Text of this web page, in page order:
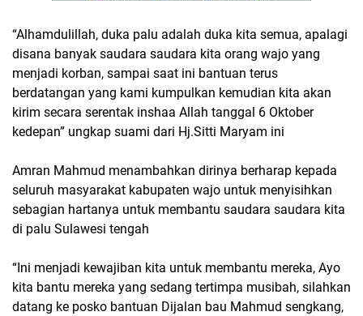
“Alhamdulillah, duka palu adalah duka kita semua, apalagi
disana banyak saudara saudara kita orang wajo yang
menjadi korban, sampai saat ini bantuan terus
berdatangan yang kami kumpulkan kemudian kita akan
kirim secara serentak inshaa Allah tanggal 6 Oktober
kedepan” ungkap suami dari Hj.Sitti Maryam ini
Amran Mahmud menambahkan dirinya berharap kepada
seluruh masyarakat kabupaten wajo untuk menyisihkan
sebagian hartanya untuk membantu saudara saudara kita
di palu Sulawesi tengah
“Ini menjadi kewajiban kita untuk membantu mereka, Ayo
kita bantu mereka yang sedang tertimpa musibah, silahkan
datang ke posko bantuan Dijalan bau Mahmud sengkang,